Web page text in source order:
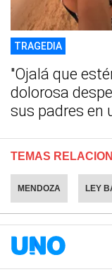
TRAGEDIA
"Ojalá que
dolorosa
sus padres en
TEMAS
MENDOZA LEY